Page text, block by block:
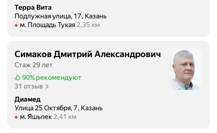
Терра Вита
Подлужная улица, 17, Казань
Метро м. Площадь Тукая Расстояние 2,35 км
м. Площадь Тукая 2,35 км
Симаков Дмитрий Александрович
Стаж 29 лет
90% рекомендуют
31 отзыв
Диамед
Улица 25 Октября, 7, Казань
Метро м. Яшьлек Расстояние 2,41 км
м. Яшьлек 2,41 км